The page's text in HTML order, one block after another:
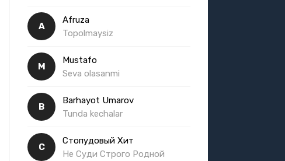
A
Afruza
Topolmaysiz
M
Mustafo
Seva olasanmi
B
Barhayot Umarov
Tunda kechalar
С
Стопудовый Хит
Не Суди Строго Родной